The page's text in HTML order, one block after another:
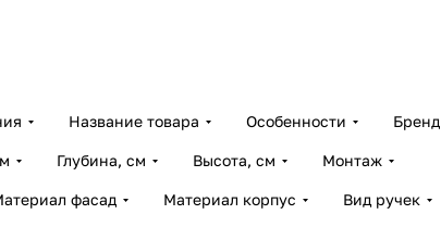
Название товара Особенности Бренд
Глубина, см Высота, см Монтаж
фасад Материал корпус Вид ручек